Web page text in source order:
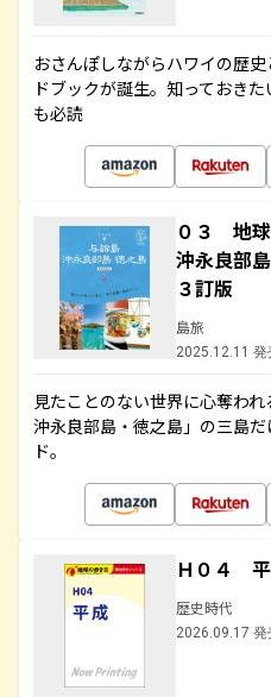
おさんぽしながらハワイの歴
ドブックが誕生。知っておき
も必読
０３ 地
沖永良部
３訂版
島旅
2025.12.11 発
見たことのない世界に心奪わ
沖永良部島・徳之島」の三島
ド。
Ｈ０４
歴史時代
2026.09.17 発